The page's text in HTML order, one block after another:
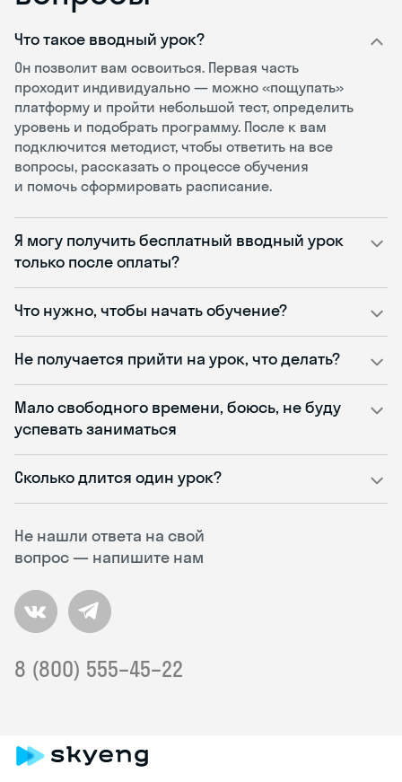
Не нашли ответа на свой
вопрос — напишите нам
8 (800) 555–45–22
Что такое вводный урок?
Он позволит вам освоиться. Первая часть
проходит индивидуально — можно «пощупать»
платформу и пройти небольшой тест, определить
уровень и подобрать программу. После к вам
подключится методист, чтобы ответить на все
вопросы, рассказать о процессе обучения
и помочь сформировать расписание.
Я могу получить бесплатный вводный урок
только после оплаты?
Что нужно, чтобы начать обучение?
Не получается прийти на урок, что делать?
Мало свободного времени, боюсь, не буду
успевать заниматься
Сколько длится один урок?